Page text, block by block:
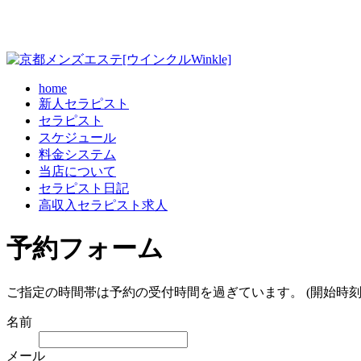
home
新人セラピスト
セラピスト
スケジュール
料金システム
当店について
セラピスト日記
高収入セラピスト求人
予約フォーム
ご指定の時間帯は予約の受付時間を過ぎています。 (開始時
名前
メール